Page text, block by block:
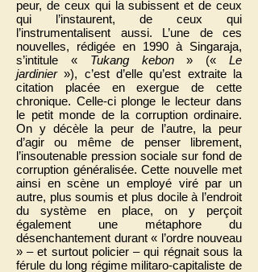
peur, de ceux qui la subissent et de ceux
qui l’instaurent, de ceux qui
l’instrumentalisent aussi. L’une de ces
nouvelles, rédigée en 1990 à Singaraja,
s’intitule « Tukang kebon» («Le
jardinier»), c’est d’elle qu’est extraite la
citation placée en exergue de cette
chronique. Celle-ci plonge le lecteur dans
le petit monde de la corruption ordinaire.
On y décèle la peur de l’autre, la peur
d’agir ou même de penser librement,
l’insoutenable pression sociale sur fond de
corruption généralisée. Cette nouvelle met
ainsi en scène un employé viré par un
autre, plus soumis et plus docile à l’endroit
du système en place, on y perçoit
également une métaphore du
désenchantement durant « l’ordre nouveau
» – et surtout policier – qui régnait sous la
férule du long régime militaro-capitaliste de